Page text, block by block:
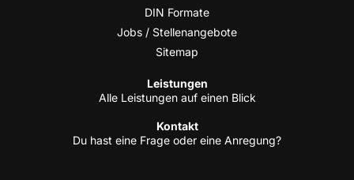
DIN For­ma­te
Jobs / Stellenangebote
Site­map
Leis­tun­gen
Alle Leis­tun­gen auf einen Blick
Kon­takt
Du hast eine Fra­ge oder eine Anregung?